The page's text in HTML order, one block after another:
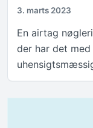
3. marts 2023
En airtag
der har det